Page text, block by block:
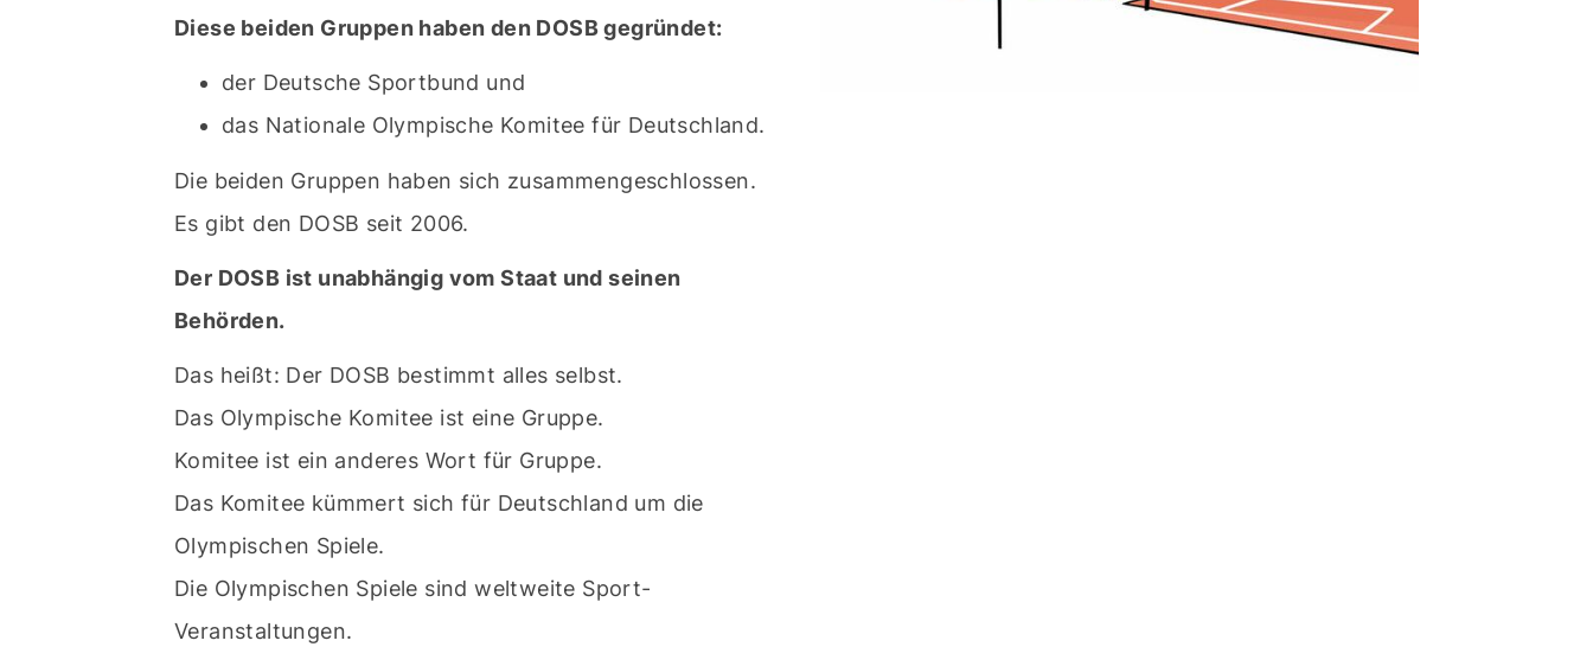
Diese beiden Gruppen haben den DOSB gegründet:
der Deutsche Sportbund und
das Nationale Olympische Komitee für Deutschland.
Die beiden Gruppen haben sich zusammengeschlossen.
Es gibt den DOSB seit 2006.
Der DOSB ist unabhängig vom Staat und seinen
Behörden.
Das heißt: Der DOSB bestimmt alles selbst.
Das Olympische Komitee ist eine Gruppe.
Komitee ist ein anderes Wort für Gruppe.
Das Komitee kümmert sich für Deutschland um die
Olympischen Spiele.
Die Olympischen Spiele sind weltweite Sport-
Veranstaltungen.